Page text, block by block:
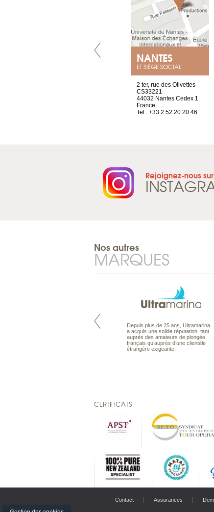
NANTES
ET SIÈGE SOCIAL
2 ter, rue des Olivettes
CS33221
44032 Nantes Cedex 1
France
Tel : +33 2 52 20 20 46
Rejoignez-nous sur
Nos autres
MARQUES
Maldives à la Carte propose tous
Depuis plus de 25 ans, Ultramarina
a acquis une solide réputation, tant
auprès des amateurs de plongée
français qu’auprès d’une clientèle
étrangère exigeante.
CERTIFICATS
Contact Assurances